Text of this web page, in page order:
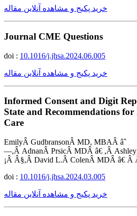
خرید پکیج و مشاهده آنلاین مقاله
Journal CME Questions
doi : 10.1016/j.jhsa.2024.06.005
خرید پکیج و مشاهده آنلاین مقاله
Informed Consent and Digit
State and Recommendations
Care
EmilyÂ GudbransonÂ MD, MBAÂ âˆ
—,Â AdnanÂ PrsicÂ MDÂ â€ ,Â
¡Â Â§,Â David L.Â ColenÂ MDÂ â€ Â
doi : 10.1016/j.jhsa.2024.03.005
خرید پکیج و مشاهده آنلاین مقاله